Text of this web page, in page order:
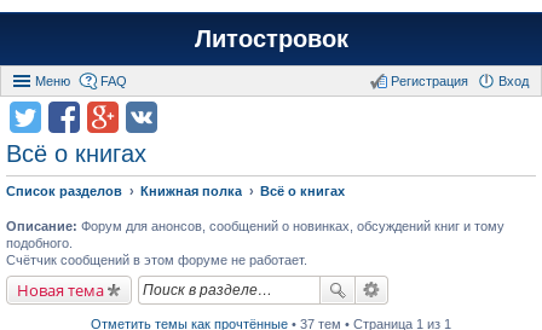
Литостровок
Меню FAQ Вход
Регистрация
Всё о книгах
Список разделов Книжная полка Всё о книгах
Описание: Форум для анонсов, сообщений о новинках, обсуждений книг и тому
подобного.
Счётчик сообщений в этом форуме не работает.
Новая тема
Отметить темы как прочтённые • 37 тем • Страница 1 из 1